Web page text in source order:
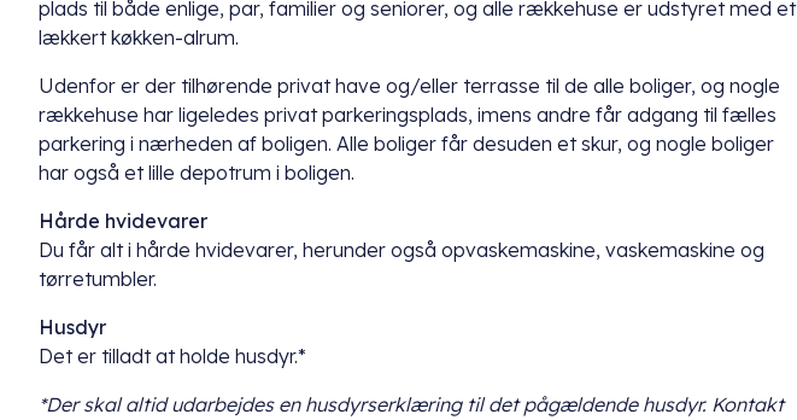
plads til både enlige, par, familier og seniorer, og alle rækkehuse er udstyret med et
lækkert køkken-alrum.
Udenfor er der tilhørende privat have og/eller terrasse til de alle boliger, og nogle
rækkehuse har ligeledes privat parkeringsplads, imens andre får adgang til fælles
parkering i nærheden af boligen. Alle boliger får desuden et skur, og nogle boliger
har også et lille depotrum i boligen.
Hårde hvidevarer
Du får alt i hårde hvidevarer, herunder også opvaskemaskine, vaskemaskine og
tørretumbler.
Husdyr
Det er tilladt at holde husdyr.*
*Der skal altid udarbejdes en husdyrserklæring til det pågældende husdyr. Kontakt